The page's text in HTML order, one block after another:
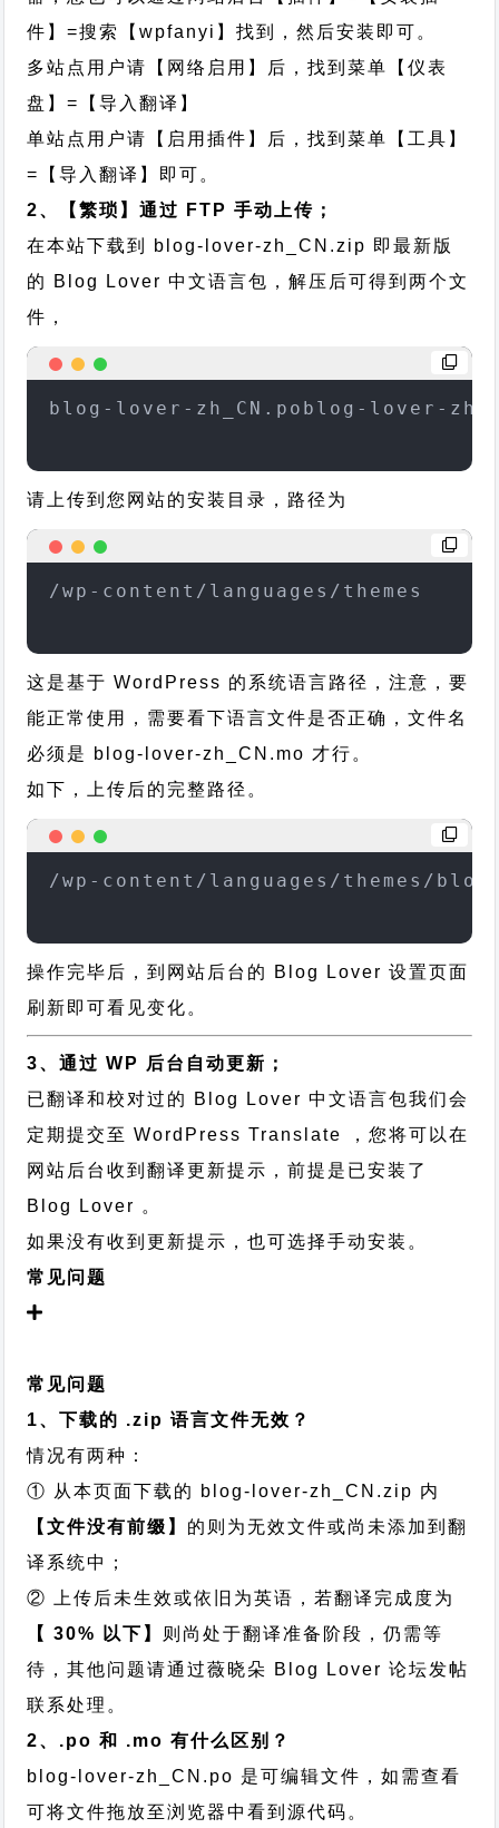
件】=搜索【wpfanyi】找到，然后安装即可。
多站点用户请【网络启用】后，找到菜单【仪表
盘】=【导入翻译】
单站点用户请【启用插件】后，找到菜单【工具】
=【导入翻译】即可。
2、【繁琐】通过 FTP 手动上传；
在本站下载到 blog-lover-zh_CN.zip 即最新版
的 Blog Lover 中文语言包，解压后可得到两个文
件，
blog-lover-zh_CN.poblog-lover-
请上传到您网站的安装目录，路径为
/wp-content/languages/themes
这是基于 WordPress 的系统语言路径，注意，要
能正常使用，需要看下语言文件是否正确，文件名
必须是 blog-lover-zh_CN.mo 才行。
如下，上传后的完整路径。
/wp-content/languages/themes/
操作完毕后，到网站后台的 Blog Lover 设置页面
刷新即可看见变化。
3、通过 WP 后台自动更新；
已翻译和校对过的 Blog Lover 中文语言包我们会
定期提交至 WordPress Translate ，您将可以在
网站后台收到翻译更新提示，前提是已安装了
Blog Lover 。
如果没有收到更新提示，也可选择手动安装。
常见问题
常见问题
1、下载的 .zip 语言文件无效？
情况有两种：
① 从本页面下载的 blog-lover-zh_CN.zip 内
【文件没有前缀】 的则为无效文件或尚未添加到翻
译系统中；
② 上传后未生效或依旧为英语，若翻译完成度为
【 30% 以下】 则尚处于翻译准备阶段，仍需等
待，其他问题请通过薇晓朵 Blog Lover 论坛发帖
联系处理。
2、.po 和 .mo 有什么区别？
blog-lover-zh_CN.po 是可编辑文件，如需查看
可将文件拖放至浏览器中看到源代码。